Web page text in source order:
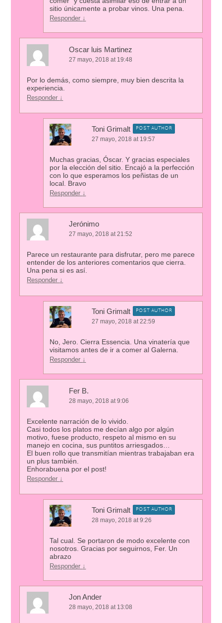
sitio únicamente a probar vinos. Una pena.
Responder ↓
Oscar luis Martinez
27 mayo, 2018 at 19:48
Por lo demás, como siempre, muy bien descrita la
experiencia.
Responder ↓
Toni Grimalt POST AUTHOR
27 mayo, 2018 at 19:57
Muchas gracias, Óscar. Y gracias especiales
por la elección del sitio. Encajó a la perfección
con lo que esperamos los peñistas de un
local. Bravo
Responder ↓
Jerónimo
27 mayo, 2018 at 21:52
Parece un restaurante para disfrutar, pero me parece
entender de los anteriores comentarios que cierra.
Una pena si es así.
Responder ↓
Toni Grimalt POST AUTHOR
27 mayo, 2018 at 22:59
No, Jero. Cierra Essencia. Una vinatería que
visitamos antes de ir a comer al Galerna.
Responder ↓
Fer B.
28 mayo, 2018 at 9:06
Excelente narración de lo vivido.
Casi todos los platos me decían algo por algún
motivo, fuese producto, respeto al mismo en su
manejo en cocina, sus puntitos arriesgados…
El buen rollo que transmitían mientras trabajaban era
un plus también.
Enhorabuena por el post!
Responder ↓
Toni Grimalt POST AUTHOR
28 mayo, 2018 at 9:26
Tal cual. Se portaron de modo excelente con
nosotros. Gracias por seguirnos, Fer. Un
abrazo
Responder ↓
Jon Ander
28 mayo, 2018 at 13:08